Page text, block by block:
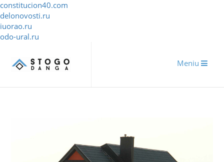
constitucion40.com
delonovosti.ru
iuorao.ru
odo-ural.ru
Meniu